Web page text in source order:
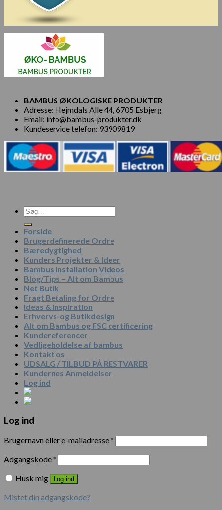
BAMBUS ØKOLOGISKE PRODUKTER
Adresse: Hejmdals Alle 44, 6705 Esbjerg
Email: info@bambus-produkter.dk
Kundeservice telefon: 93909819
Søg
efter:
Forside
Brugerdefinerede Ordre
Bæredygtighed
Kunders Projekter & Ideer
Bambus Installation Videos
Blog/Tips – Alt om Bambus
Net Butik
Fragt Betaling for Ordre
Ideas & Inspiration
Erhvervs-og Butikdesign
Alt om Bambus og FSC certificering
Kundereferencer
Vedligeholdelse af bambus
Kontakt os
UDSALG / TILBUD PÅ RESTVARER
Kundernes Anmeldelser
Log ind
Log ind
Brugernavn eller e-mailadresse*
Adgangskode*
Husk mig
Log ind
Mistet din adgangskode?